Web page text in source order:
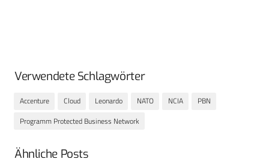
Verwendete Schlagwörter
Accenture Cloud Leonardo NATO NCIA
PBN
Programm Protected Business Network
Ähnliche Posts